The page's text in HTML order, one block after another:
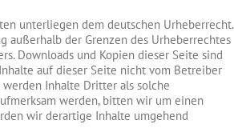
unterliegen dem deutschen Urheberrecht.
außerhalb der Grenzen des Urheberrechtes
Downloads und Kopien dieser Seite sind
auf dieser Seite nicht vom Betreiber
Inhalte Dritter als solche
werden, bitten wir um einen
wir derartige Inhalte umgehend